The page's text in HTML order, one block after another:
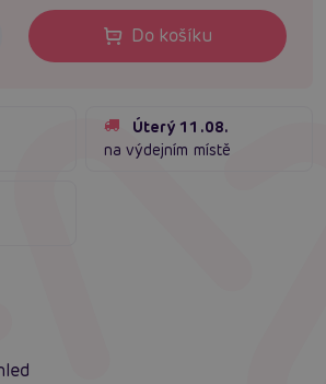
Do košíku
Úterý 11.08.
na výdejním místě